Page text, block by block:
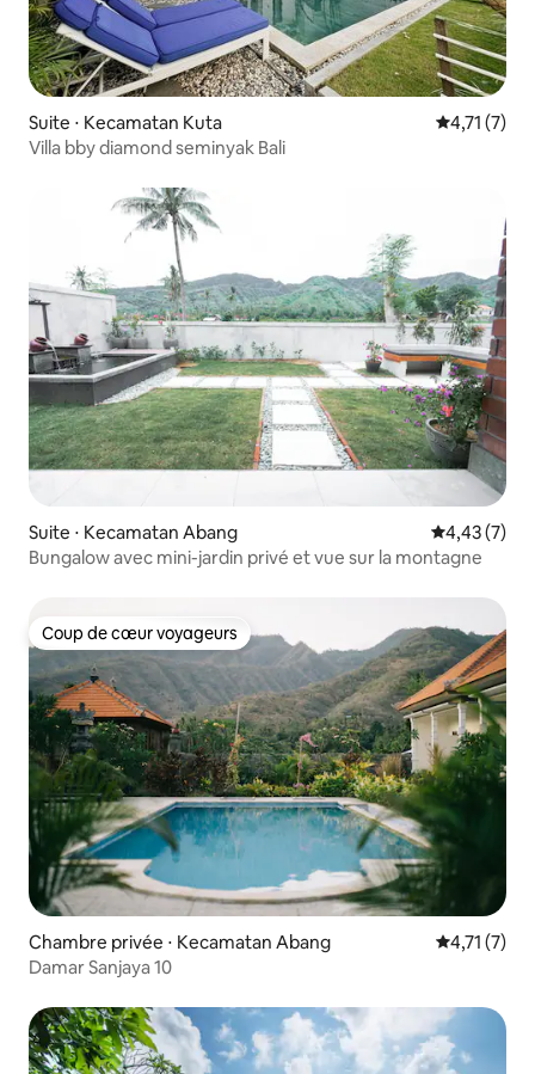
Suite ⋅ Kecamatan Kuta Évaluation
4,71 (7)
Villa bby diamond seminyak Bali
Suite ⋅ Kecamatan Abang Évaluation
4,43 (7)
Bungalow avec mini-jardin privé et vue sur la montagne
Coup de cœur voyageurs
Coup de cœur voyageurs
Chambre privée ⋅ Kecamatan Abang Évaluation
4,71 (7)
Damar Sanjaya 10